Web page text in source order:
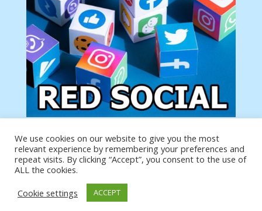
Tu anuncio va aquí
Podemos poner tu anuncio aquí con un link de tu
producto o página
We use cookies on our website to give you the most
relevant experience by remembering your preferences and
repeat visits. By clicking “Accept”, you consent to the use of
ALL the cookies.
Cookie settings
ACCEPT
https://analytics.google.com/analytics/web/?